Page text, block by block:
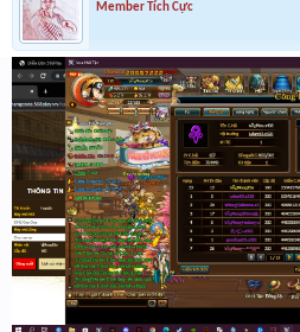
Member Tích Cực